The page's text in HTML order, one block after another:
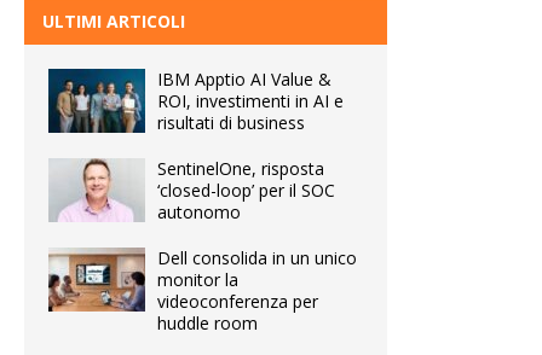
ULTIMI ARTICOLI
IBM Apptio AI Value &
ROI, investimenti in AI e
risultati di business
SentinelOne, risposta
‘closed-loop’ per il SOC
autonomo
Dell consolida in un unico
monitor la
videoconferenza per
huddle room